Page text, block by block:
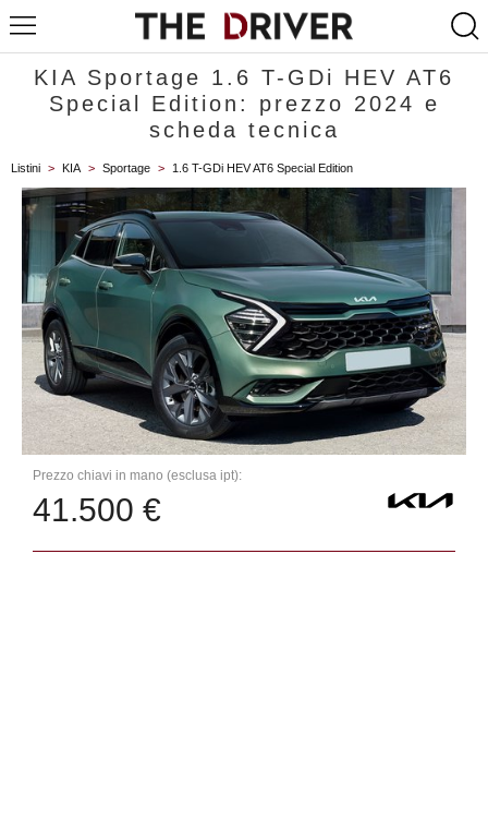
KIA Sportage 1.6 T-GDi HEV AT6
Special Edition: prezzo 2024 e
scheda tecnica
Listini > KIA > Sportage > 1.6 T-GDi HEV AT6 Special Edition
Prezzo chiavi in mano (esclusa ipt):
41.500 €